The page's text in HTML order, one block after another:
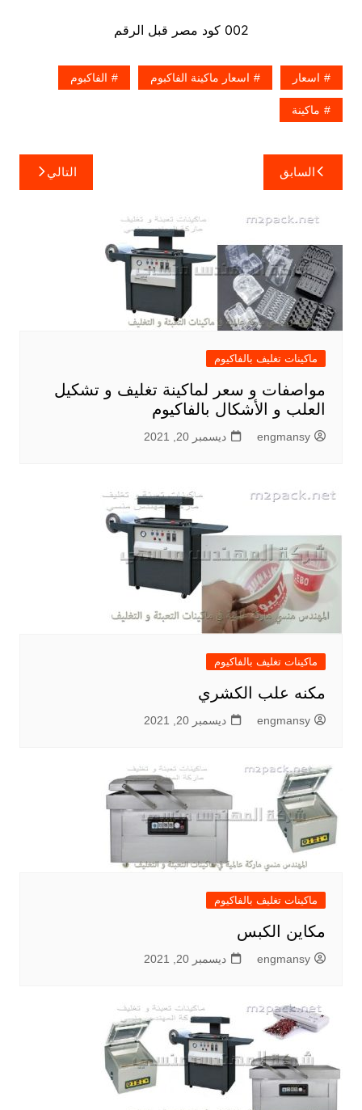
002 كود مصر قبل الرقم
اسعار اسعار ماكينة الفاكبوم الفاكبوم
ماكينة
تصفّح
المقالات
السابق التالي
ماكينات تغليف بالفاكيوم
مواصفات و سعر لماكينة تغليف و تشكيل
العلب و الأشكال بالفاكيوم
engmansy ديسمبر 20, 2021
ماكينات تغليف بالفاكيوم
مكنه علب الكشري
engmansy ديسمبر 20, 2021
ماكينات تغليف بالفاكيوم
مكاين الكبس
engmansy ديسمبر 20, 2021